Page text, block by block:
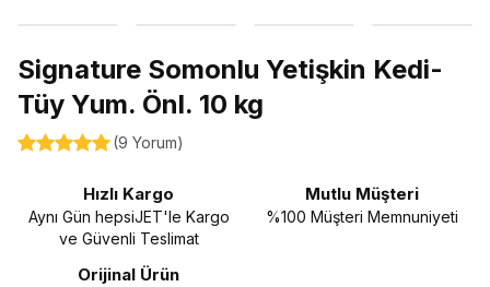
Signature Somonlu Yetişkin Kedi-
Tüy Yum. Önl. 10 kg
(9 Yorum)
Hızlı Kargo
Aynı Gün hepsiJET'le Kargo
ve Güvenli Teslimat
Mutlu Müşteri
%100 Müşteri Memnuniyeti
Orijinal Ürün